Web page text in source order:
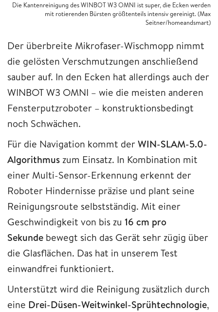
Die Kantenreinigung des WINBOT W3 OMNI ist super, die Ecken werden
mit rotierenden Bürsten größtenteils intensiv gereinigt. (Max
Seitner/homeandsmart)
Der überbreite Mikrofaser-Wischmopp nimmt
die gelösten Verschmutzungen anschließend
sauber auf. In den Ecken hat allerdings auch der
WINBOT W3 OMNI – wie die meisten anderen
Fensterputzroboter – konstruktionsbedingt
noch Schwächen.
Für die Navigation kommt derWIN-SLAM-5.0-
Algorithmuszum Einsatz. In Kombination mit
einer Multi-Sensor-Erkennung erkennt der
Roboter Hindernisse präzise und plant seine
Reinigungsroute selbstständig. Mit einer
Geschwindigkeit von bis zu 16 cm pro
Sekunde bewegt sich das Gerät sehr zügig über
die Glasflächen. Das hat in unserem Test
einwandfrei funktioniert.
Unterstützt wird die Reinigung zusätzlich durch
eine Drei-Düsen-Weitwinkel-Sprühtechnologie,